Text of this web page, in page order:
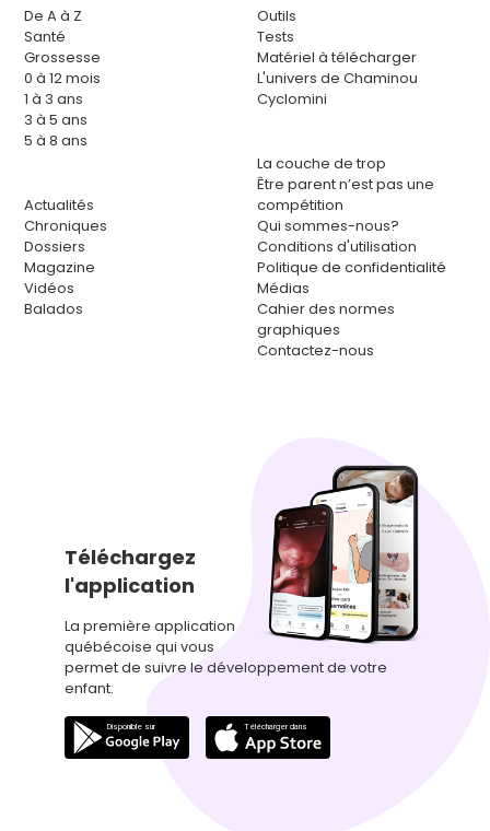
De A à Z
Santé
Grossesse
0 à 12 mois
1 à 3 ans
3 à 5 ans
5 à 8 ans
Actualités
Chroniques
Dossiers
Magazine
Vidéos
Balados
Outils
Tests
Matériel à télécharger
L'univers de Chaminou
Cyclomini
La couche de trop
Être parent n’est pas une
compétition
Qui sommes-nous?
Conditions d'utilisation
Politique de confidentialité
Médias
Cahier des normes
graphiques
Contactez-nous
Téléchargez
l'application
La première application
québécoise qui vous
permet de suivre le développement de votre
enfant.